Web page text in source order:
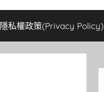
隱私權政策(Privacy Policy)